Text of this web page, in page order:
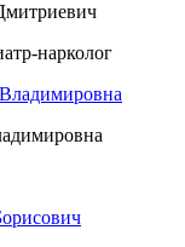
нарколог